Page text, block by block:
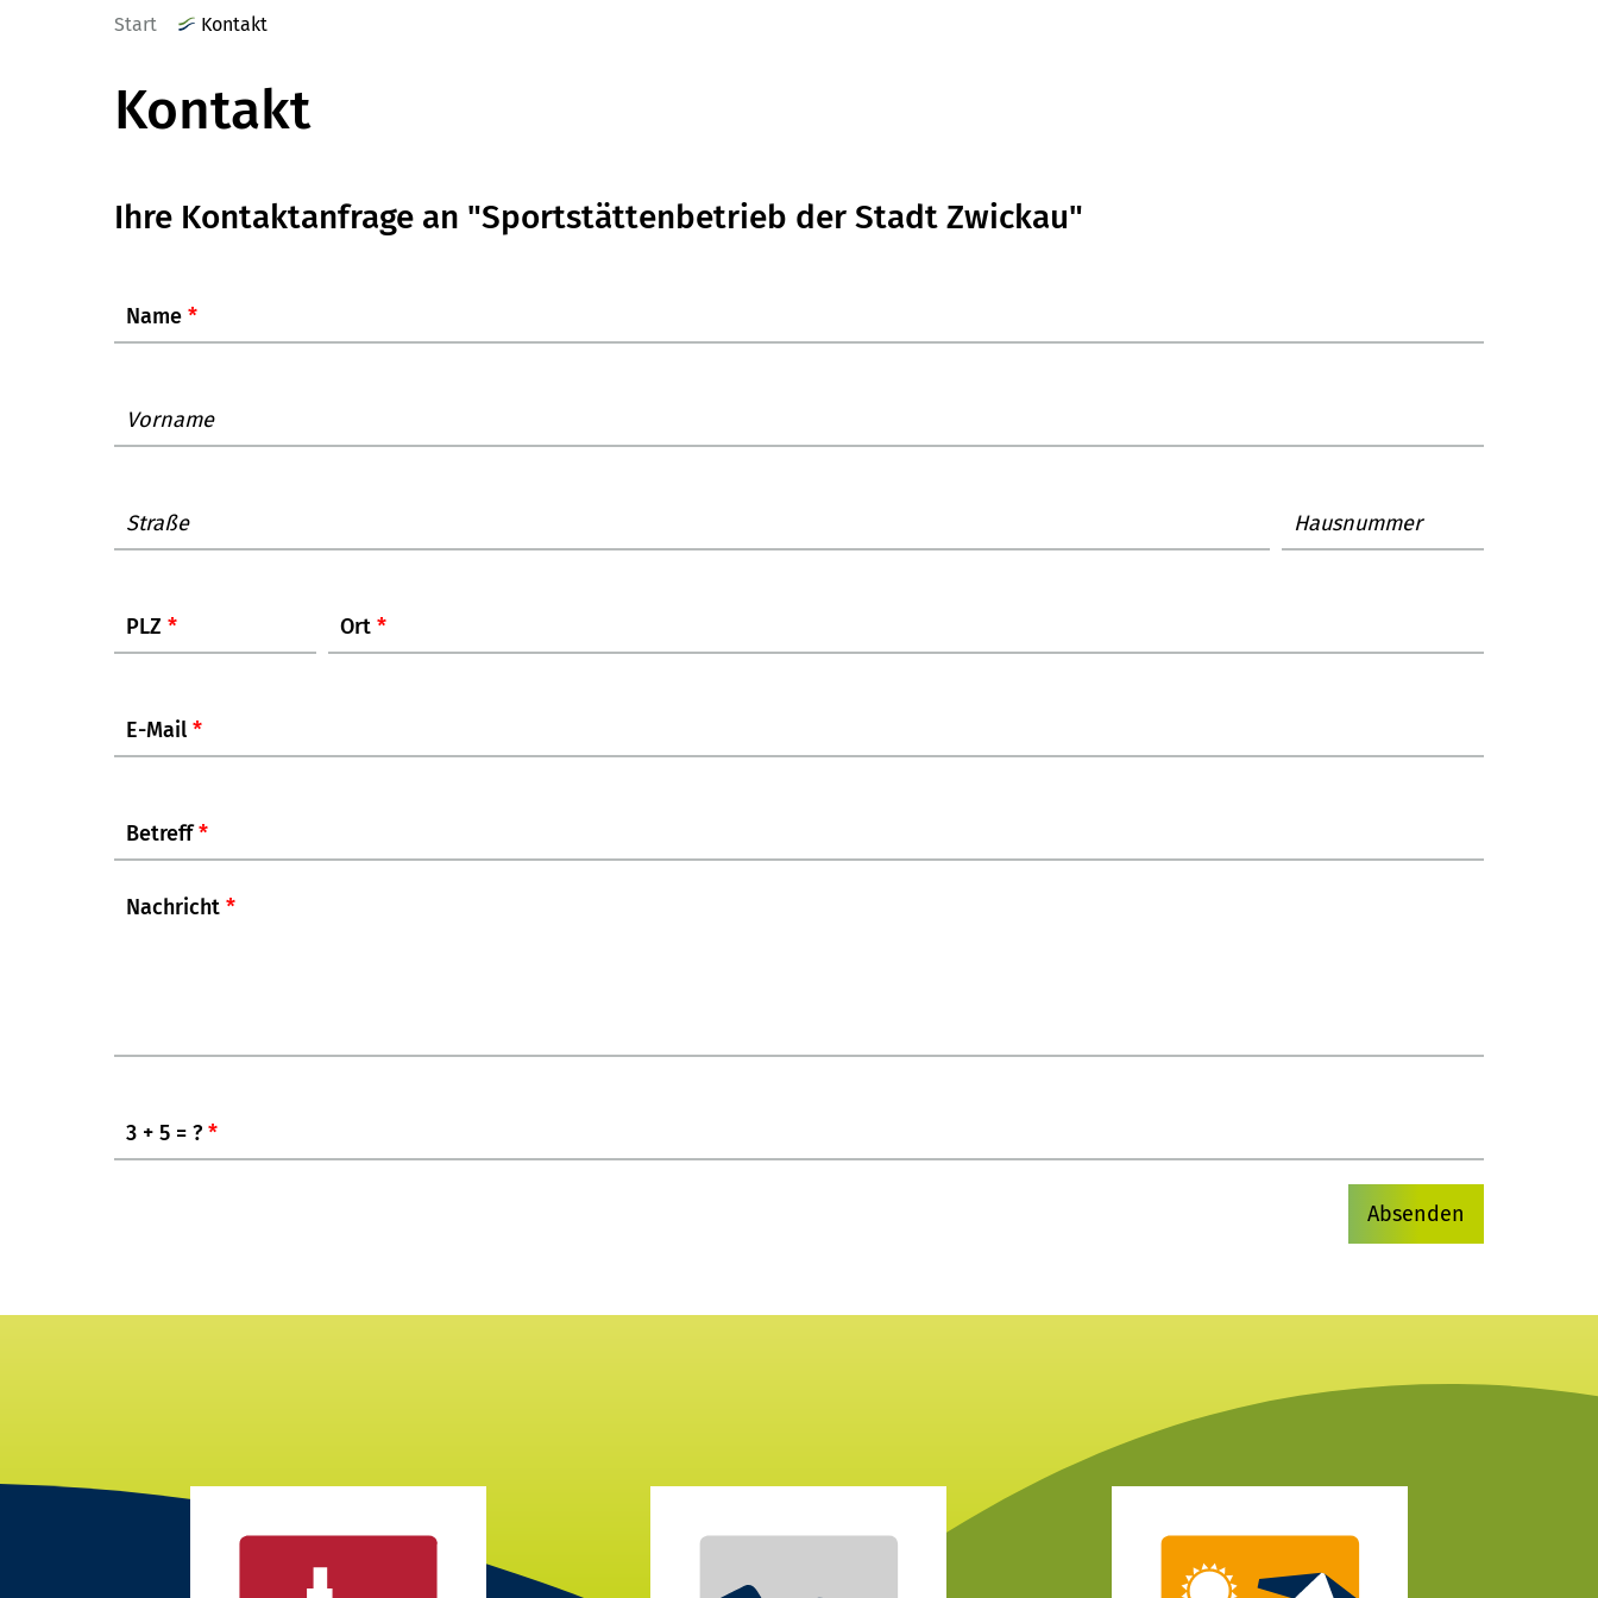
Start Kontakt
Kontakt
Ihre Kontaktanfrage an "Sportstättenbetrieb der Stadt Zwickau"
Name *
Vorname
Straße Hausnummer
PLZ * Ort *
E-Mail *
Betreff*
Nachricht *
3 + 5 = ? *
Absenden